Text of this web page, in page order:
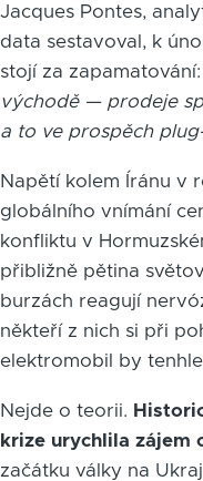
Jacques Pontes,
data sestavoval, k
stojí za zapamatování:
východě — prodeje
a to ve prospěch
Napětí kolem Íránu v
globálního vnímání
konfliktu v
přibližně pětina
burzách reagují
někteří z nich si při
elektromobil by
Nejde o teorii.
krize urychlila zájem
začátku války na